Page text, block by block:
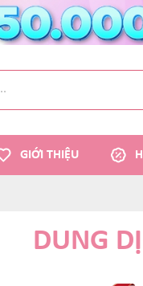
GIỚI THIỆU
DUNG